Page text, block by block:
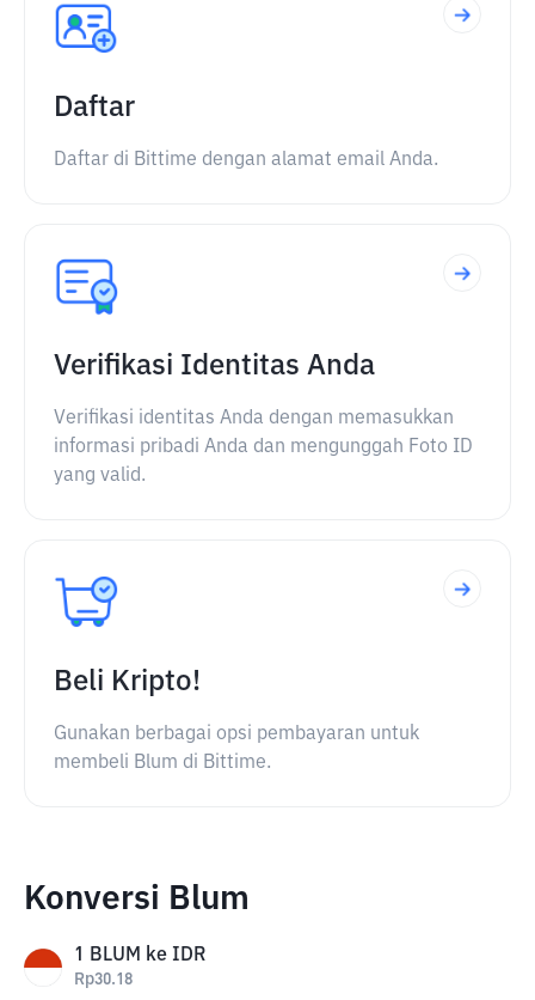
Daftar
Daftar di Bittime dengan alamat email Anda.
Verifikasi Identitas Anda
Verifikasi identitas Anda dengan memasukkan
informasi pribadi Anda dan mengunggah Foto ID
yang valid.
Beli Kripto!
Gunakan berbagai opsi pembayaran untuk
membeli Blum di Bittime.
Konversi Blum
1 BLUM ke IDR
Rp30.18